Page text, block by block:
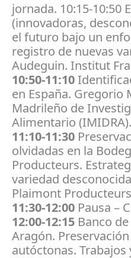
jornada. 10:15-10:50
(innovadoras,
el futuro bajo un
registro de nuevas
Audeguin. Institut
10:50-11:10
en España.
Madrileño de
Alimentario (IMIDRA).
11:10-11:30
olvidadas en la
Producteurs.
variedad
Plaimont
11:30-12:00 Pausa –
12:00-12:15 Banco
Aragón.
autóctonas.